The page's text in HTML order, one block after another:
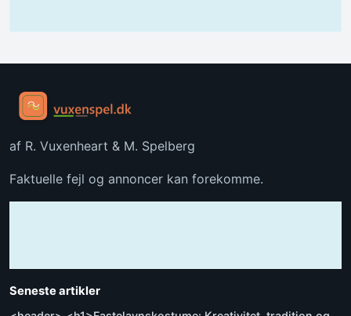
af R. Vuxenheart & M. Spelberg
Faktuelle fejl og annoncer kan forekomme.
Seneste artikler